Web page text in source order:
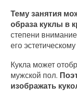
Тему занятия
образа куклы в
степени
его
Кукла может
мужской пол.
изображать